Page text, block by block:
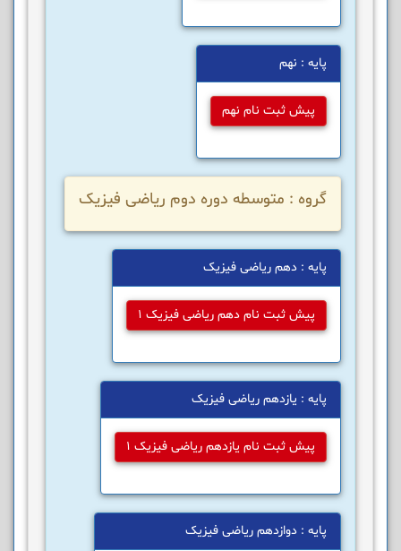
پایه : نهم
پیش ثبت نام نهم
گروه : متوسطه دوره دوم ریاضی فیزیک
پایه : دهم ریاضی فیزیک
پیش ثبت نام دهم ریاضی فیزیک 1
پایه : یازدهم ریاضی فیزیک
پیش ثبت نام یازدهم ریاضی فیزیک 1
پایه : دوازدهم ریاضی فیزیک